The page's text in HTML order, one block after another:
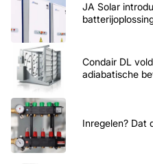
JA Solar
Condair DL
adiabatische
Inregelen? Dat